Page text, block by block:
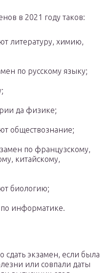
в 2021 году таков:
литературу, химию,
по русскому языку;
да физике;
обществознание;
по французскому,
китайскому,
биологию;
информатике.
сдать экзамен, если была
или совпали даты